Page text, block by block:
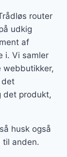
router
udkig
af
i. Vi samler
webbutikker,
det
det produkt,
husk også
til anden.